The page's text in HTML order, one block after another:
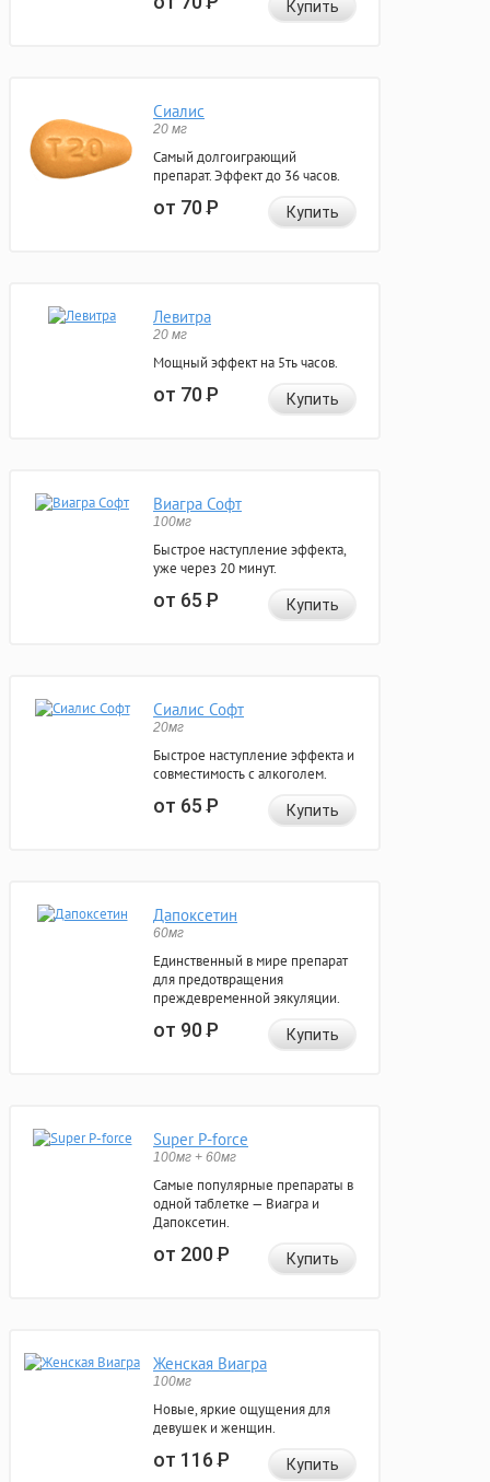
Купить
Сиалис
20 мг
Самый долгоиграющий
препарат. Эффект до 36 часов.
от 70Р Купить
Левитра
20 мг
Мощный эффект на 5ть часов.
от 70Р Купить
Виагра Софт
100мг
Быстрое наступление эффекта,
уже через 20 минут.
от 65Р Купить
Сиалис Софт
20мг
Быстрое наступление эффекта и
совместимость с алкоголем.
от 65Р Купить
Дапоксетин
60мг
Единственный в мире препарат
для предотвращения
преждевременной эякуляции.
от 90Р Купить
Super P-force
100мг + 60мг
Самые популярные препараты в
одной таблетке — Виагра и
Дапоксетин.
от 200Р Купить
Женская Виагра
100мг
Новые, яркие ощущения для
девушек и женщин.
от 116Р Купить